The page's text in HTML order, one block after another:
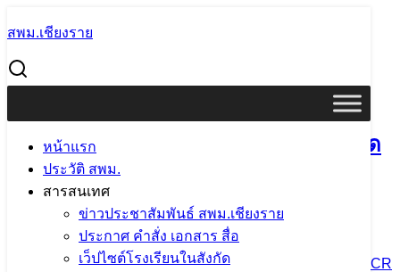
to
content
สพม.เชียงราย
หน้าแรก
ประวัติ สพม.
สารสนเทศ
ข่าวประชาสัมพันธ์ สพม.เชียงราย
ประกาศ คำสั่ง เอกสาร สื่อ
เว็ปไซต์โรงเรียนในสังกัด
for:
สพม.เชียงราย รับรายงานตัวผู้ผ่านการคัดเลือกนักศึกษาทุน
โครงการผลิตครูเพื่อพัฒนาท้องถิ่น ปี พ.ศ. 2566 รอบที่ 1
สพม.เชียงราย รับรายงานตัวผู้ผ่านการคัด
เลือกนักศึกษาทุนโครงการผลิตครูเพื่อ
พัฒนาท้องถิ่น ปี พ.ศ. 2566 รอบที่ 1
6 พฤศจิกายน 20236 พฤศจิกายน 2023
PR SESAOCR